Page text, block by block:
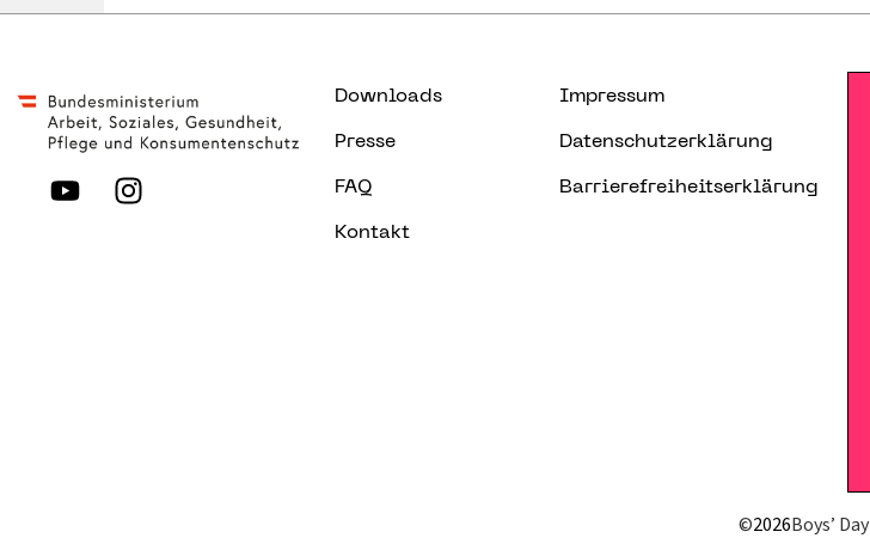
Downloads
Presse
FAQ
Kontakt
Impressum
Datenschutzerklärung
Barrierefreiheitserklärung
©2026Boys’ Day